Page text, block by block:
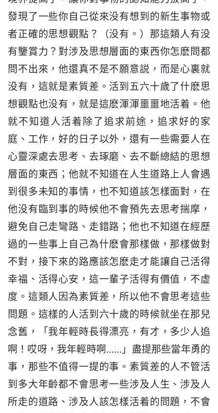
發現了一些你自己從來没有想到的新生事物或
者正確的思想觀點？（没有。）那這類人有没
有鑒賞力？對涉及思想層面的東西你怎麽問都
問不出來，他還真不是不願意説，而是心裏就
没有，這就是素質差。活到五六十歲了什麽思
想觀點也没有，就是這麽渾渾噩噩地活着。他
就不知道人活着除了追求前途，追求好的家
庭、工作，好的日子以外，還有一些需要人在
心靈深處去思考、去琢磨、去不斷總結的思想
層面的東西；他就不知道在人生道路上人會遇
到很多未知的事情，也不知道該怎樣面對，在
他没有臨到事的時候他不會預先去思考揣摩，
避免自己走彎路、走錯路；他也不知道在經歷
過的一些事上自己為什麽會那樣做，那樣做對
不對，接下來的路應該怎麽走才能讓自己活得
幸福、活得心安，這一輩子活得有價值，不虚
度。這類人因為素質差，所以他不會思考這些
問題。這樣的人活到六十歲的時候就坐在那兒
念舊，「我年輕時長得漂亮，有才，多少人追
啊！哎呀，我年輕時啊……」盡提那些當年勇的
事，那些不值得一提的事。素質差的人不管活
到多大年齡都不會思考一些涉及人生、涉及人
所走的道路、涉及人該怎樣活着的問題，不會